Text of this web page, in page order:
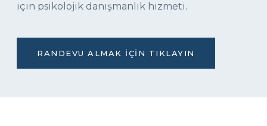
için psikolojik danışmanlık hizmeti.
RANDEVU ALMAK İÇIN TIKLAYIN